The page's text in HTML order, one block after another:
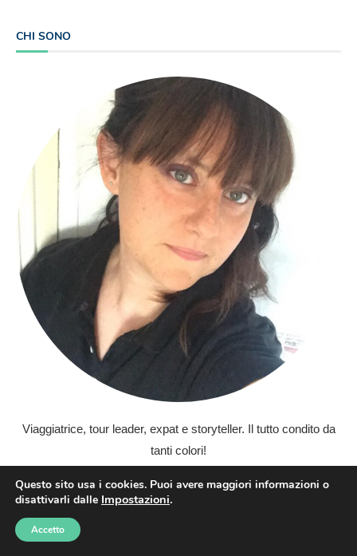
CHI SONO
Viaggiatrice, tour leader, expat e storyteller. Il tutto condito da
tanti colori!
SEGUIMI
Questo sito usa i cookies. Puoi avere maggiori informazioni o
disattivarli dalle Impostazioni.
Accetto